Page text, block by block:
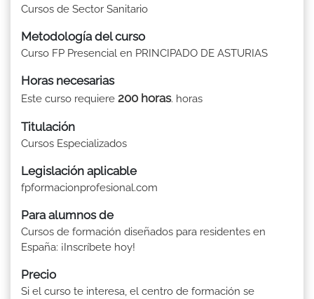
Cursos de Sector Sanitario
Metodología del curso
Curso FP Presencial en PRINCIPADO DE ASTURIAS
Horas necesarias
Este curso requiere 200 horas. horas
Titulación
Cursos Especializados
Legislación aplicable
fpformacionprofesional.com
Para alumnos de
Cursos de formación diseñados para residentes en
España: ¡Inscríbete hoy!
Precio
Si el curso te interesa, el centro de formación se